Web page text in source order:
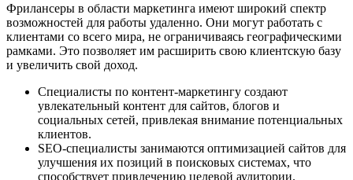
Фрилансеры в области маркетинга имеют широкий спектр
возможностей для работы удаленно. Они могут работать с
клиентами со всего мира, не ограничиваясь географическими
рамками. Это позволяет им расширить свою клиентскую базу
и увеличить свой доход.
Специалисты по контент-маркетингу создают
увлекательный контент для сайтов, блогов и
социальных сетей, привлекая внимание потенциальных
клиентов.
SEO-специалисты занимаются оптимизацией сайтов для
улучшения их позиций в поисковых системах, что
способствует привлечению целевой аудитории.